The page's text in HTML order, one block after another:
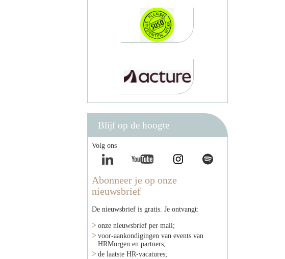
Blijf op de hoogte
Volg ons
Abonneer je op onze
nieuwsbrief
De nieuwsbrief is gratis. Je ontvangt:
onze nieuwsbrief per mail;
voor-aankondigingen van events van
HRMorgen en partners;
de laatste HR-vacatures;